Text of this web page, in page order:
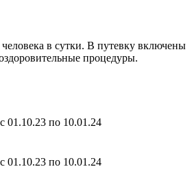
человека в сутки. В путевку включены
процедуры.
01.10.23 по 10.01.24
01.10.23 по 10.01.24